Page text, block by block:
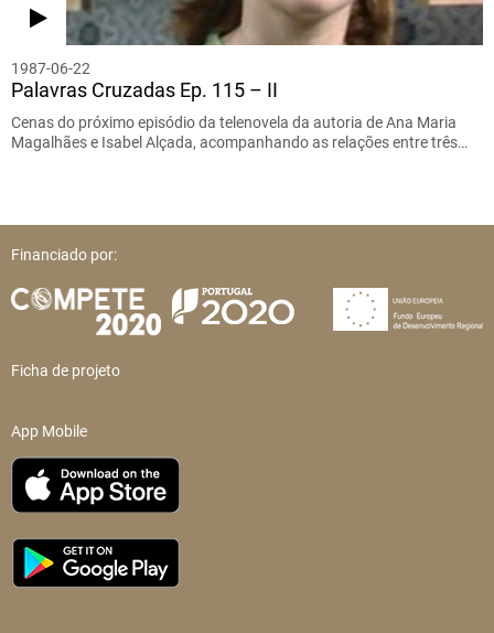
1987-06-22
Palavras Cruzadas Ep. 115 – II
Cenas do próximo episódio da telenovela da autoria de Ana Maria
Magalhães e Isabel Alçada, acompanhando as relações entre três…
Financiado por:
Ficha de projeto
App Mobile